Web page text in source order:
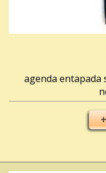
agenda entapada